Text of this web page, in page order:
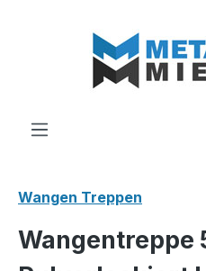
Wangen Treppen
Wangentreppe